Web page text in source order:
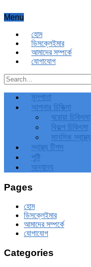
Menu
হোম
ডিসক্লেইমার
আমাদের সম্পর্কে
যোগাযোগ
মূলপাতা
আপনার চিকিত্‍সা
ঘরোয়া চিকিৎসা
বিকল্প চিকিৎসা
মানসিক স্বাস্থ্য
স্বাস্থ্য টিপস
পুষ্টি
অন্যান্য
Pages
হোম
ডিসক্লেইমার
আমাদের সম্পর্কে
যোগাযোগ
Categories